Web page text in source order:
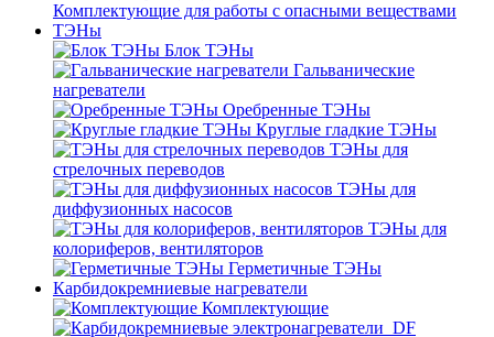
Комплектующие для работы с опасными веществами
ТЭНы
Блок ТЭНы
Гальванические
нагреватели
Оребренные ТЭНы
Круглые гладкие ТЭНы
ТЭНы для
стрелочных переводов
ТЭНы для
диффузионных насосов
ТЭНы для
колориферов, вентиляторов
Герметичные ТЭНы
Карбидокремниевые нагреватели
Комплектующие